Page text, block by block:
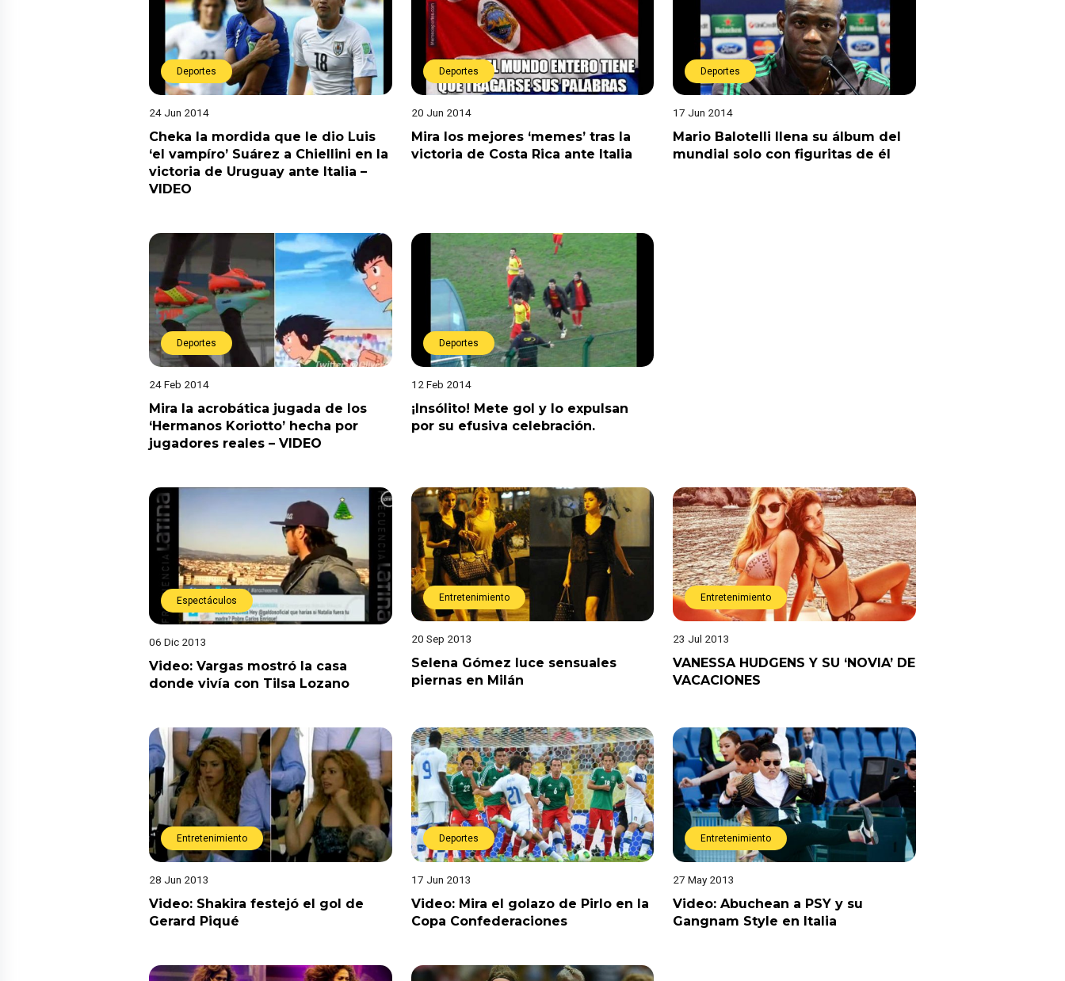
Deportes
24 Jun 2014
Cheka la mordida que le dio Luis
‘el vampíro’ Suárez a Chiellini en la
victoria de Uruguay ante Italia –
VIDEO
Deportes
20 Jun 2014
Mira los mejores ‘memes’ tras la
victoria de Costa Rica ante Italia
Deportes
17 Jun 2014
Mario Balotelli llena su álbum del
mundial solo con figuritas de él
Deportes
24 Feb 2014
Mira la acrobática jugada de los
‘Hermanos Koriotto’ hecha por
jugadores reales – VIDEO
Deportes
12 Feb 2014
¡Insólito! Mete gol y lo expulsan
por su efusiva celebración.
Espectáculos
06 Dic 2013
Video: Vargas mostró la casa
donde vivía con Tilsa Lozano
Entretenimiento
20 Sep 2013
Selena Gómez luce sensuales
piernas en Milán
Entretenimiento
23 Jul 2013
VANESSA HUDGENS Y SU ‘NOVIA’ DE
VACACIONES
Entretenimiento
28 Jun 2013
Video: Shakira festejó el gol de
Gerard Piqué
Deportes
17 Jun 2013
Video: Mira el golazo de Pirlo en la
Copa Confederaciones
Entretenimiento
27 May 2013
Video: Abuchean a PSY y su
Gangnam Style en Italia